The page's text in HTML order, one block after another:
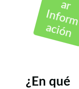
ar
¿En qué